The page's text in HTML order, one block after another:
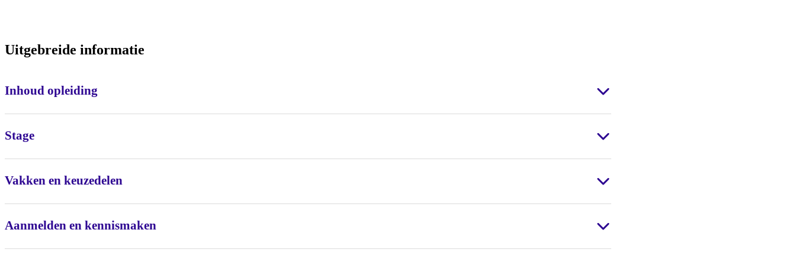
Uitgebreide informatie
Inhoud opleiding
Stage
Vakken en keuzedelen
Aanmelden en kennismaken